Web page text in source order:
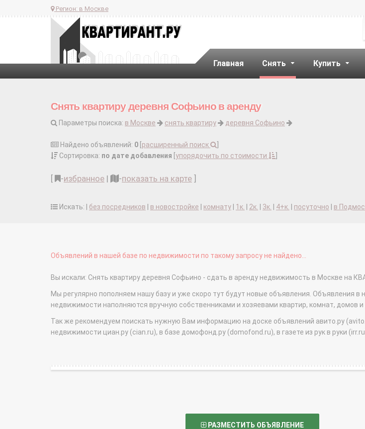
Регион: в Москве
Главная Снять Купить
Снять квартиру деревня Софьино в аренду
Параметры поиска: в Москве снять квартиру деревня Софьино
Найдено объявлений: 0 расширенный поиск
Сортировка: по дате добавления упорядочить по стоимости
-избранное | -показать на карте
Искать: | без посредников в новостройке комнату 1к. 2к. 3к. 4+к. посуточно в
Объявлений в нашей базе по недвижимости по такому запросу не найдено...
Вы искали: Снять квартиру деревня Софьино - сдать в аренду недвижимость в Москве на
Мы регулярно пополняем нашу базу и уже скоро тут будут новые объявления. Объявления в
недвижимости наполняются вручную собственниками и хозяевами квартир, комнат, домов и
Так же рекомендуем поискать нужную Вам информацию на доске объявлений авито.ру
недвижимости циан.ру (cian.ru), в базе домофонд.ру (domofond.ru), в газете из рук в руки
РАЗМЕСТИТЬ ОБЪЯВЛЕНИЕ